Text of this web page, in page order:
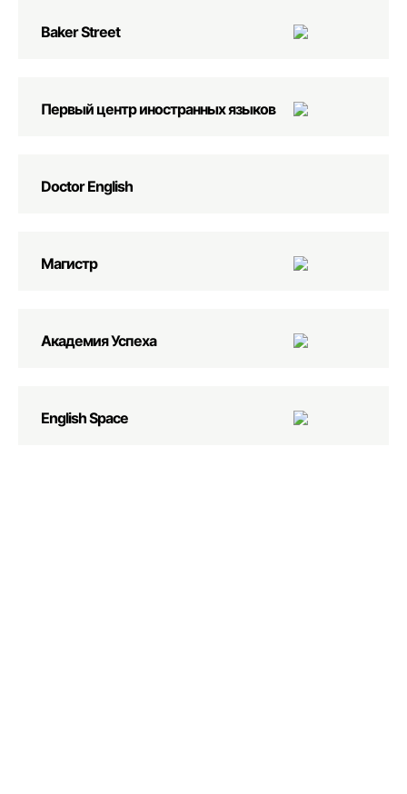
Baker Street
Первый центр иностранных языков
Doctor English
Магистр
Академия Успеха
English Space